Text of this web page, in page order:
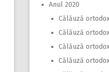
Anul 2020
Călăuză
Călăuză
Călăuză
Călăuză